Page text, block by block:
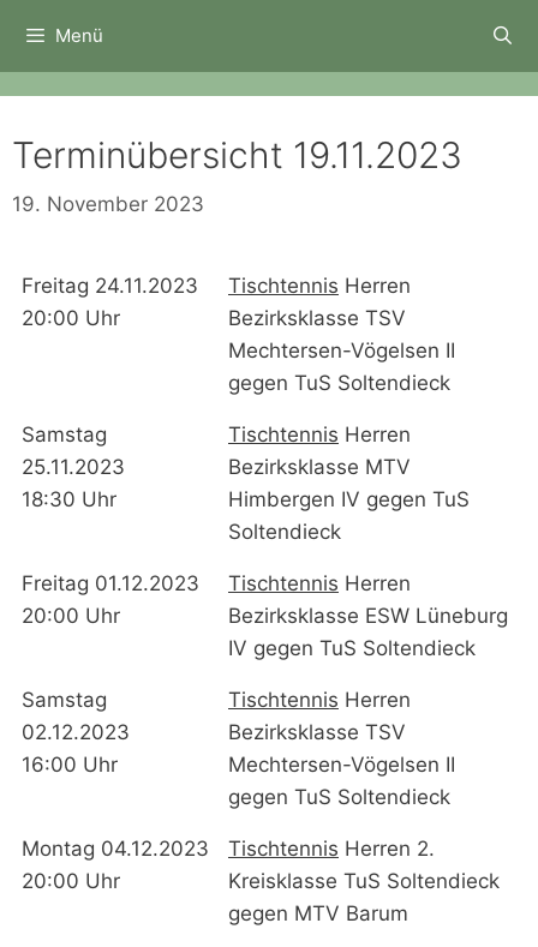
Inhalt
springen
Menü
Terminübersicht 19.11.2023
19. November 2023
Freitag 24.11.2023
20:00 Uhr
Tischtennis Herren
Bezirksklasse TSV
Mechtersen-Vögelsen II
gegen TuS Soltendieck
Samstag
25.11.2023
18:30 Uhr
Tischtennis Herren
Bezirksklasse MTV
Himbergen IV gegen TuS
Soltendieck
Freitag 01.12.2023
20:00 Uhr
Tischtennis Herren
Bezirksklasse ESW Lüneburg
IV gegen TuS Soltendieck
Samstag
02.12.2023
16:00 Uhr
Tischtennis Herren
Bezirksklasse TSV
Mechtersen-Vögelsen II
gegen TuS Soltendieck
Montag 04.12.2023
20:00 Uhr
Tischtennis Herren 2.
Kreisklasse TuS Soltendieck
gegen MTV Barum